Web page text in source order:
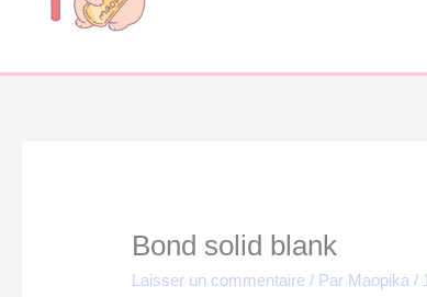
Bond solid blank
Laisser un commentaire / Par Maopika/